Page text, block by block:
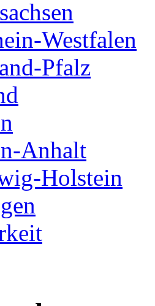
Westfalen
Pfalz
Anhalt
Holstein